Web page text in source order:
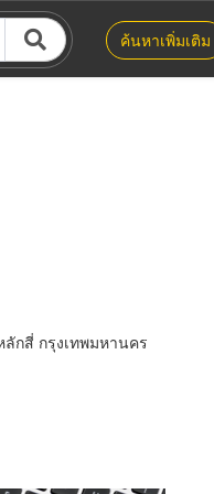
ค้นหาเพิ่มเติม
กสี่ กรุงเทพมหานคร